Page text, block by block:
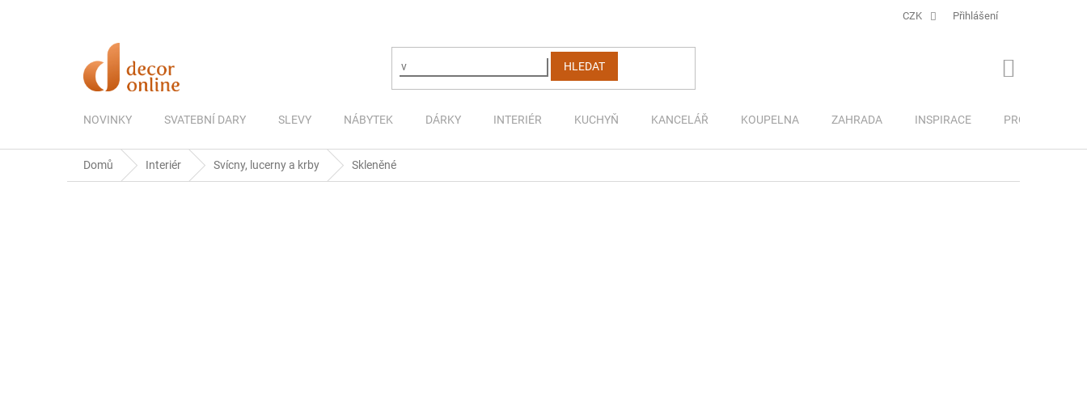
CZK Přihlášení
HLEDAT
NOVINKY SVATEBNÍ DARY SLEVY NÁBYTEK DÁRKY INTERIÉR KUCHYŇ KANCELÁŘ KOUPELNA ZAHRADA INSPIRACE PRO DĚTI
Domů Interiér Svícny, lucerny a krby Skleněné